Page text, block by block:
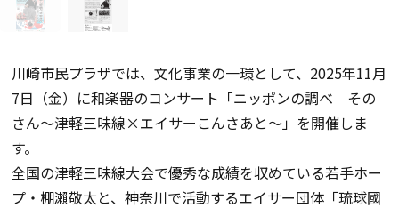
川崎市民プラザでは、文化事業の一環として、2025年11月
7日（金）に和楽器のコンサート「ニッポンの調べ その
さん～津軽三味線×エイサーこんさあと～」を開催しま
す。
全国の津軽三味線大会で優秀な成績を収めている若手ホー
プ・棚瀨敬太と、神奈川で活動するエイサー団体「琉球國